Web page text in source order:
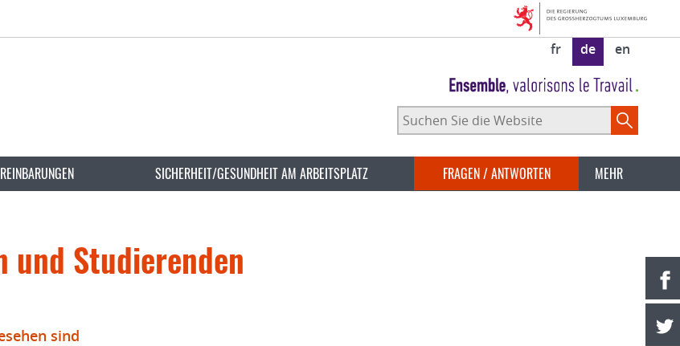
fr de en
Suchen
Sie
Website
SICHERHEIT/GESUNDHEIT AM ARBEITSPLATZ FRAGEN / ANTWORTEN MEHR
Studierenden
sind